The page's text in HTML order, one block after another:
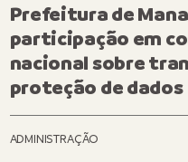
Prefeitura de
participação em
nacional sobre
proteção de dados
ADMINISTRAÇÃO